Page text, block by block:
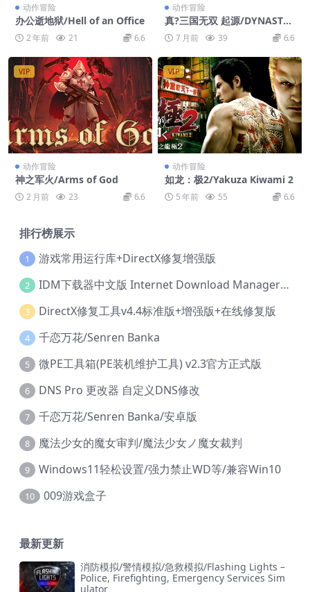
动作冒险
办公逝地狱/Hell of an Office
2 年前 21 6.6
动作冒险
真?三国无双 起源/DYNASTY
WARRIORS: ORIGINS
7 月前 39 6.6
VIP
动作冒险
神之军火/Arms of God
2 月前 23 6.6
VIP
动作冒险
如龙：极2/Yakuza Kiwami 2
5 年前 55 6.6
排行榜展示
1 游戏常用运行库+DirectX修复增强版
2 IDM下载器中文版 Internet Download Manager v6.42.36 IDM
3 DirectX修复工具v4.4标准版+增强版+在线修复版
4 千恋万花/Senren Banka
5 微PE工具箱(PE装机维护工具) v2.3官方正式版
6 DNS Pro 更改器 自定义DNS修改
7 千恋万花/Senren Banka/安卓版
8 魔法少女的魔女审判/魔法少女ノ魔女裁判
9 Windows11轻松设置/强力禁止WD等/兼容Win10
10 009游戏盒子
最新更新
消防模拟/警情模拟/急救模拟/Flashing Lights –
Police, Firefighting, Emergency Services Sim
ulator